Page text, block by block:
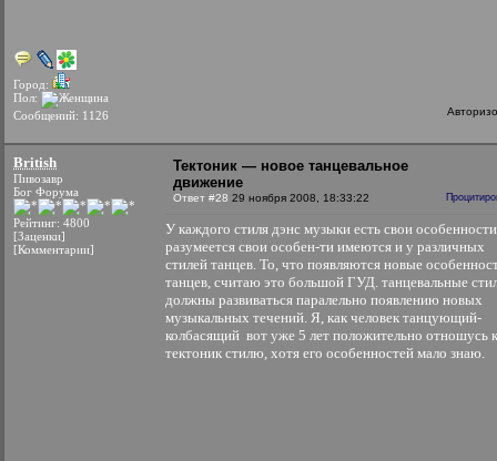
Город:
Пол:
Сообщений: 1126
British
Пивозавр
Бог Форума
Рейтинг: 4800
[Заценки]
[Комментарии]
Тектоник — новое танцевальное
движение
Ответ #28 29 ноября 2008, 18:33:22
У каждого стиля дэнс музыки есть свои
разумеется свои особен-ти имеются и у различных
стилей танцев. То, что появляются новые
танцев, считаю это большой ГУД. танцевальные
должны развиваться паралельно появлению новых
музыкальных течений. Я, как человек танцующий-
колбасящий вот уже 5 лет положительно отношусь к
тектоник стилю, хотя его особенностей мало знаю.